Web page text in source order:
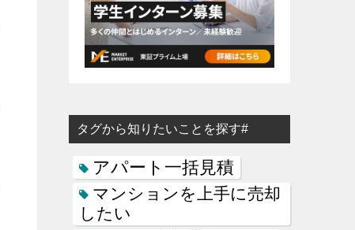
タグから知りたいことを探す#
アパート一括見積
マンションを上手に売却
したい